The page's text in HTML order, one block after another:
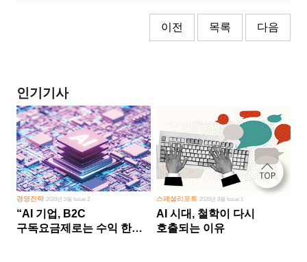
이전 목록 다음
인기기사
경영전략 2026년 5월 Issue 2
“AI 기업, B2C
구독요금제로는 수익 한계
스페셜리포트 2026년 8월 Issue 1
AI 시대, 철학이 다시
호출되는 이유